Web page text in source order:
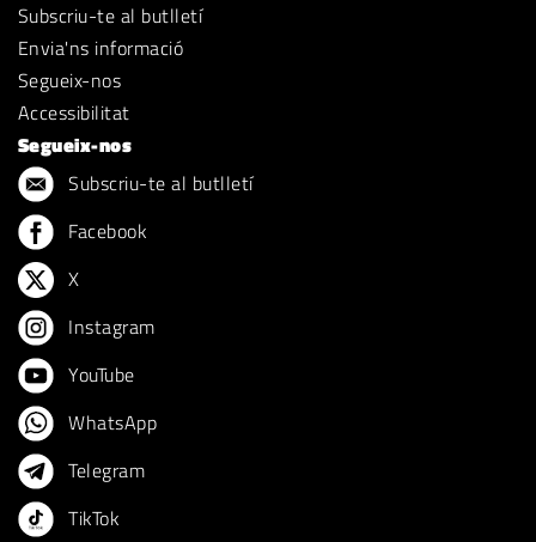
Subscriu-te al butlletí
Envia'ns informació
Segueix-nos
Accessibilitat
Segueix-nos
Subscriu-te al butlletí
Facebook
X
Instagram
YouTube
WhatsApp
Telegram
TikTok